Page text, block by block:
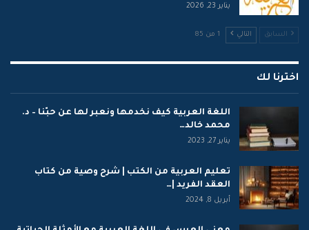
يناير 23, 2026
السابق التالي 1 من 85
اخترنا لك
اللغة العربية كيف نخدمها ونعبر لها عن حبّنا – د.
محمد خالد…
يناير 27, 2023
تعليم العربية من الكتب | شرح وصية من كتاب
العقد الفريد |…
أبريل 8, 2024